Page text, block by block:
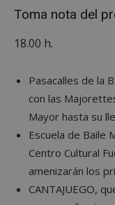
Toma nota del
18.00 h.
Pasacalles de la
con las
Mayor hasta su
Escuela de Baile
Centro Cultural
amenizarán los
CANTAJUEGO,